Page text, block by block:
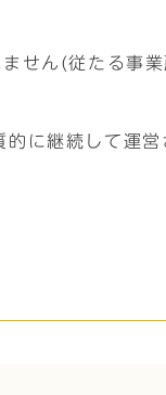
せん(従たる事業
に継続して運営